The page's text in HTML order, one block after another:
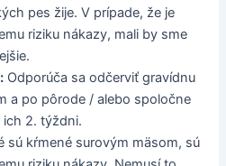
pes žije. V prípade, že je
riziku nákazy, mali by sme
Odporúča sa odčerviť gravídnu
a po pôrode / alebo spoločne
2. týždni.
sú kŕmené surovým mäsom, sú